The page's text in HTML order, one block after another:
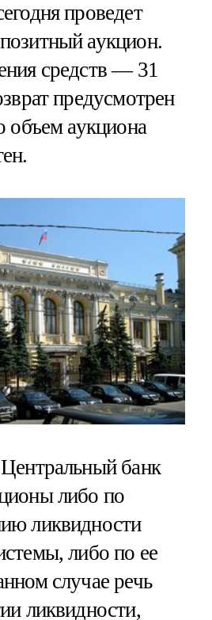
проведет
аукцион.
средств — 31
предусмотрен
объем аукциона
банк
либо по
ликвидности
либо по ее
случае речь
ликвидности,